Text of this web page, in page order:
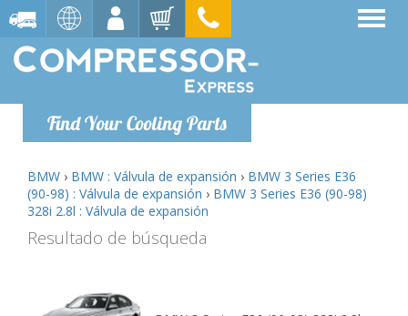
Find Your Cooling Parts
BMW › BMW : Válvula de expansión › BMW 3 Series E36
(90-98) : Válvula de expansión › BMW 3 Series E36 (90-98)
328i 2.8l : Válvula de expansión
Resultado de búsqueda